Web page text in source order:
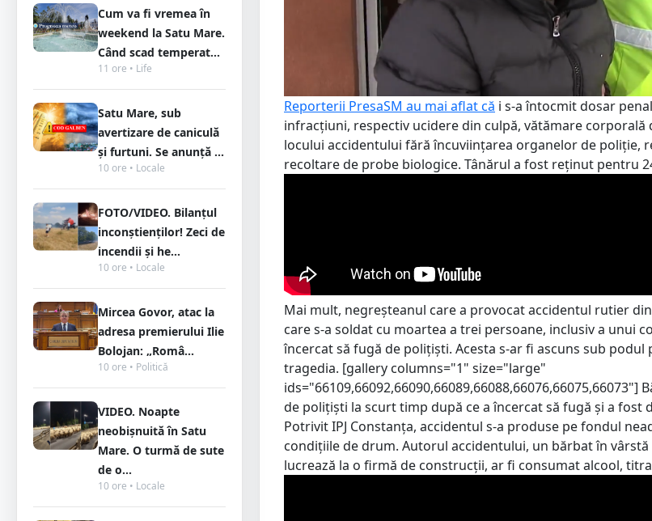
Cum va fi vremea în
weekend la Satu Mare.
Când scad temperat...
11 ore • Life
Satu Mare, sub
avertizare de caniculă
și furtuni. Se anunță ...
10 ore • Locale
FOTO/VIDEO. Bilanțul
inconștienților! Zeci de
incendii și he...
10 ore • Locale
Mircea Govor, atac la
adresa premierului Ilie
Bolojan: „Româ...
10 ore • Politică
VIDEO. Noapte
neobișnuită în Satu
Mare. O turmă de sute
de o...
10 ore • Locale
Reporterii PresaSM au mai aflat că i s-a întocmit dosar
infracțiuni, respectiv ucidere din culpă, vătămare corporală
locului accidentului fără încuviințarea organelor de poliție,
recoltare de probe biologice. Tânărul a fost reținut pentru
Mai mult, negreșteanul care a provocat accidentul rutier
care s-a soldat cu moartea a trei persoane, inclusiv a unui
încercat să fugă de polițiști. Acesta s-ar fi ascuns sub podul
tragedia. [gallery columns="1" size="large"
ids="66109,66092,66090,66089,66088,66076,66075,66073"]
de polițiști la scurt timp după ce a încercat să fugă și a fost
Potrivit IPJ Constanța, accidentul s-a produse pe fondul
condițiile de drum. Autorul accidentului, un bărbat în vârstă
lucrează la o firmă de construcții, ar fi consumat alcool,